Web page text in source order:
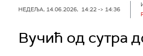
НЕДЕЉА, 14.06.2026, 14:22 -> 14:36
Вучић од сутра